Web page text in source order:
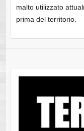
malto utilizzato
prima del territorio.